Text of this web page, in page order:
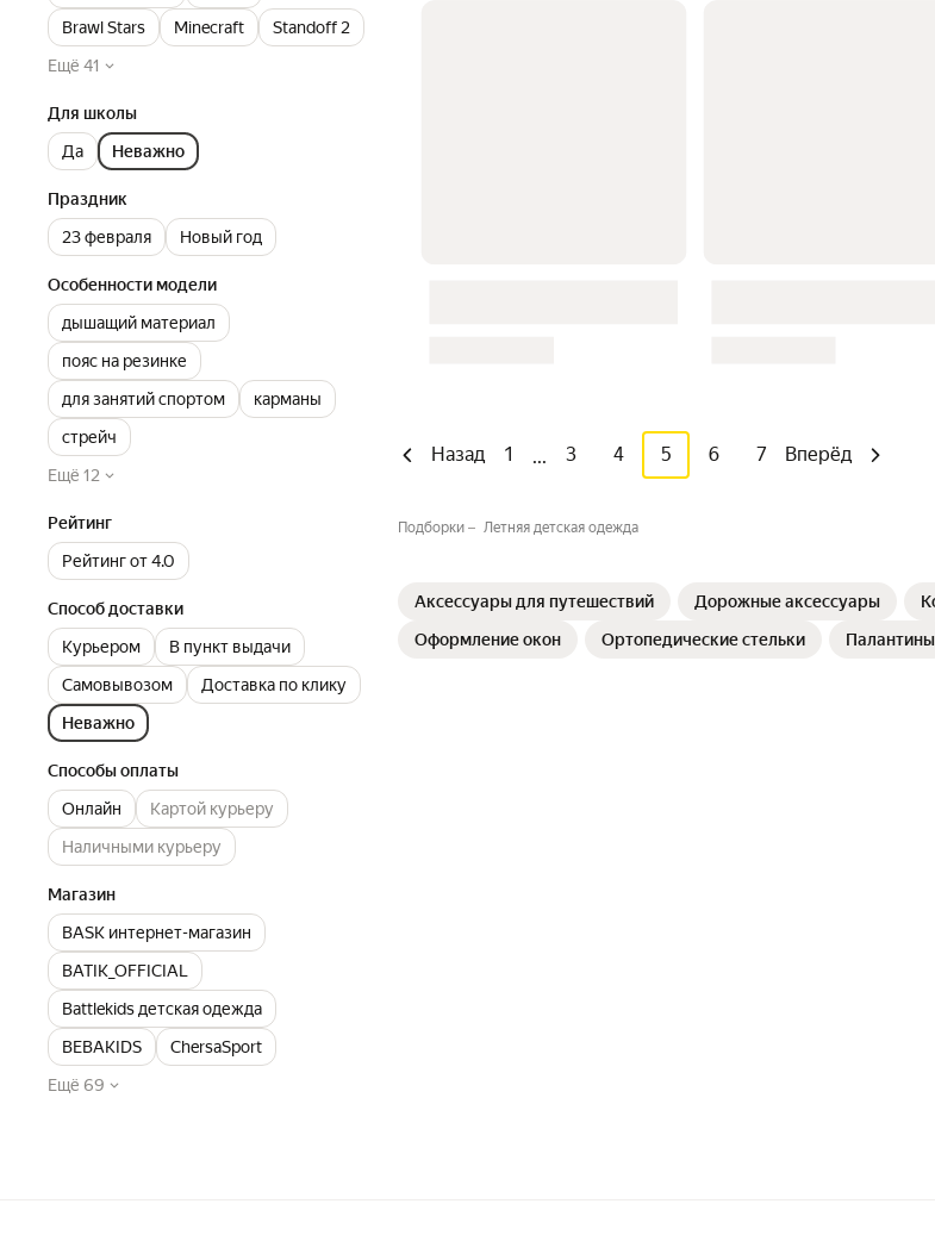
Brawl Stars
Minecraft
Standoff 2
Ещё 41
Для школы
Да
Неважно
Праздник
23 февраля
Новый год
Особенности модели
дышащий материал
пояс на резинке
для занятий спортом
карманы
стрейч
Ещё 12
Рейтинг
Рейтинг от 4.0
Способ доставки
Курьером
В пункт выдачи
Самовывозом
Доставка по клику
Неважно
Способы оплаты
Онлайн
Картой курьеру
Наличными курьеру
Магазин
BASK интернет-магазин
BATIK_OFFICIAL
Battlekids детская одежда
BEBAKIDS
ChersaSport
Ещё 69
Назад 1 ... 3 4 5 6 7 Вперёд
Подборки Летняя детская одежда
Аксессуары для путешествий⁣ Дорожные аксессуары
Оформление окон
Ортопедические стельки Палантины